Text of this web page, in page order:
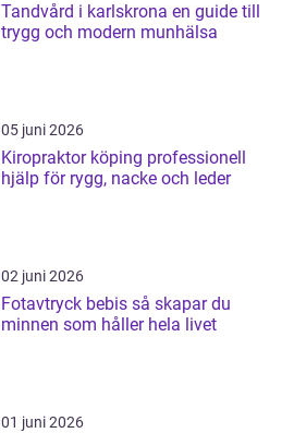
Tandvård i karlskrona en guide till
trygg och modern munhälsa
05 juni 2026
Kiropraktor köping professionell
hjälp för rygg, nacke och leder
02 juni 2026
Fotavtryck bebis så skapar du
minnen som håller hela livet
01 juni 2026